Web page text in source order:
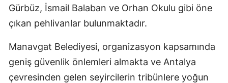
Van
Zonguldak
Aksaray
Gürbüz, İsmail Balaban ve Orhan Okulu gibi öne
çıkan pehlivanlar bulunmaktadır.
Manavgat Belediyesi, organizasyon kapsamında
geniş güvenlik önlemleri almakta ve Antalya
çevresinden gelen seyircilerin tribünlere yoğun